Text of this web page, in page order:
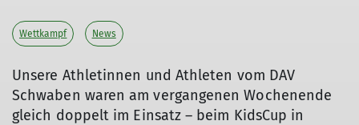
Wettkampf News
Unsere Athletinnen und Athleten vom DAV
Schwaben waren am vergangenen Wochenende
gleich doppelt im Einsatz – beim KidsCup in